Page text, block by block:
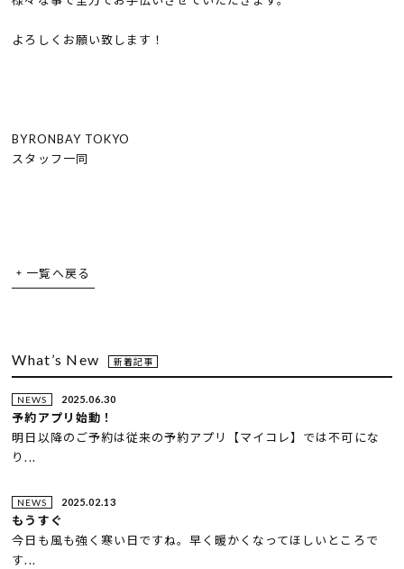
よろしくお願い致します！
BYRONBAY TOKYO
スタッフ一同
一覧へ戻る
What’s New 新着記事
NEWS 2025.06.30
予約アプリ始動！
明日以降のご予約は従来の予約アプリ【マイコレ】では不可にな
り...
NEWS 2025.02.13
もうすぐ
今日も風も強く寒い日ですね。早く暖かくなってほしいところで
す...